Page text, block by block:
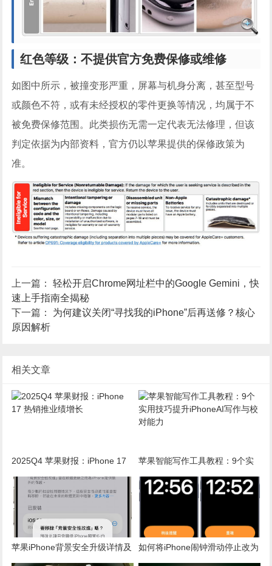
红色等级：不提供官方免费保修或维修
如图中所示，被撞变形严重，屏幕与机身分离，甚至型号
或颜色不符，或有未经授权的零件更换等情况，均属于不
被免费保修范围。此类损伤无需一定代表无法修理，但该
判定依据为内部资料，官方仍以苹果提供的保修政策为
准。
上一篇：轻松开启Chrome网址栏中的Google Gemini，快
速上手指南全揭秘
下一篇： 为何建议关闭“寻找我的iPhone”后再送修？核心
原因解析
相关文章
2025Q4 苹果财报：iPhone 17
热销推业绩增长
苹果智能写作工具教程：9个实
用技巧提升iPhoneAI写作与校对
能力
苹果iPhone背景安全升级详情及
如何将iPhone闹钟滑动停止改为